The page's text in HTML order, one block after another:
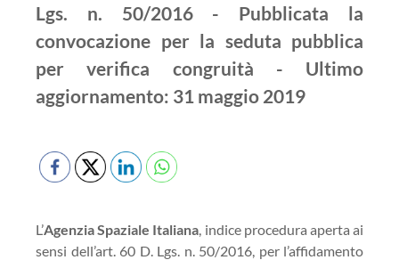
Lgs. n. 50/2016 - Pubblicata la
convocazione per la seduta pubblica
per verifica congruità - Ultimo
aggiornamento: 31 maggio 2019
L’Agenzia Spaziale Italiana, indice procedura aperta ai
sensi dell’art. 60 D. Lgs. n. 50/2016, per l’affidamento